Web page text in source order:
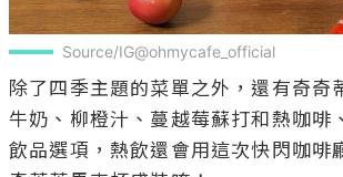
Source/IG@ohmycafe_official
除了四季主題的菜單之外，還有奇奇
牛奶、柳橙汁、蔓越莓蘇打和熱咖啡
飲品選項，熱飲還會用這次快閃咖啡